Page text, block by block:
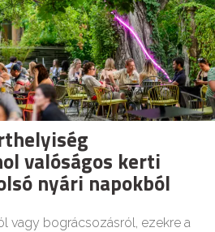
valóságos kerti
nyári napokból
vagy bográcsozásról, ezekre a